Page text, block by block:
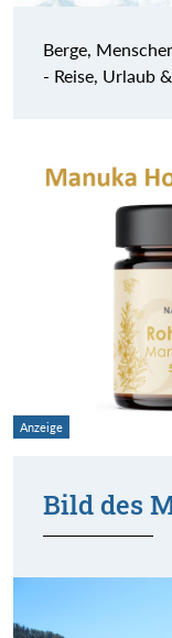
Berge,
- Reise, Urlaub
Bild des